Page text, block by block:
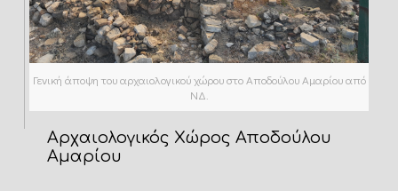
Γενική άποψη του αρχαιολογικού χώρου στο Αποδούλου Αμαρίου από
ΝΔ.
Αρχαιολογικός Χώρος Αποδούλου
Αμαρίου